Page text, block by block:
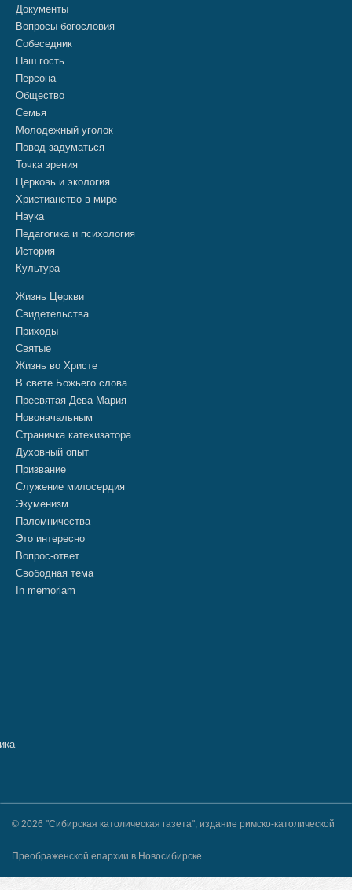
Документы
Вопросы богословия
Собеседник
Наш гость
Персона
Общество
Семья
Молодежный уголок
Повод задуматься
Точка зрения
Церковь и экология
Христианство в мире
Наука
Педагогика и психология
История
Культура
Жизнь Церкви
Свидетельства
Приходы
Святые
Жизнь во Христе
В свете Божьего слова
Пресвятая Дева Мария
Новоначальным
Страничка катехизатора
Духовный опыт
Призвание
Служение милосердия
Экуменизм
Паломничества
Это интересно
Вопрос-ответ
Свободная тема
In memoriam
© 2026 "Сибирская католическая газета", издание римско-католической
Преображенской епархии в Новосибирске